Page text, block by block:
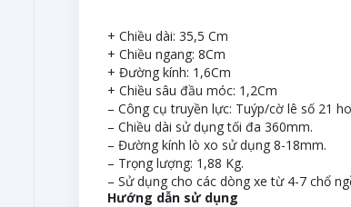
+ Chiều dài: 35,5 Cm
+ Chiều ngang: 8Cm
+ Đường kính: 1,6Cm
+ Chiều sâu đầu móc: 1,2Cm
– Công cụ truyền lực: Tuýp/cờ lê số 21
– Chiều dài sử dụng tối đa 360mm.
– Đường kính lò xo sử dụng 8-18mm.
– Trọng lượng: 1,88 Kg.
– Sử dụng cho các dòng xe từ 4-7 chổ
Hướng dẫn sử dụng